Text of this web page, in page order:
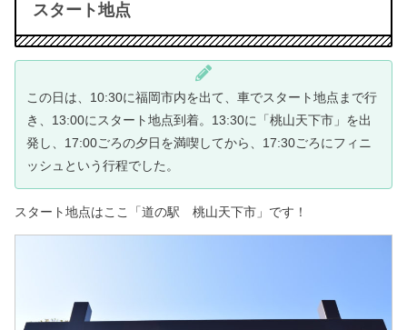
スタート地点
この日は、10:30に福岡市内を出て、 車でスタート地点まで行
き、13:00にスタート地点到着。 13:30に「桃山天下市」を出
発し、 17:00ごろの夕日を満喫してから、 17:30ごろにフィニ
ッシュという行程でした。
スタート地点はここ「道の駅 桃山天下市」です！